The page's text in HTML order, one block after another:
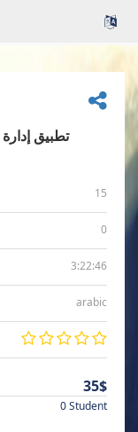
15
0
3:22:46
arabic
35$
0 Student